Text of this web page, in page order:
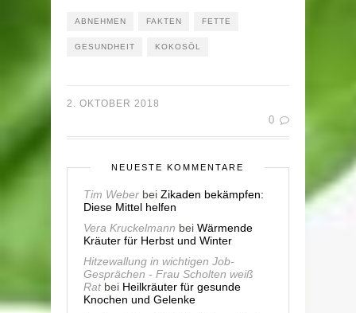
ABNEHMEN FAKTEN FETTE
GESUNDHEIT KOKOSÖL
2. OKTOBER 2018
0
NEUESTE KOMMENTARE
Tim Weber bei Zikaden bekämpfen:
Diese Mittel helfen
Vera Kruckelmann bei Wärmende
Kräuter für Herbst und Winter
Hitzewallung in wichtigen Job-
Gesprächen - Frau Scholten weiß
Ratbei Heilkräuter für gesunde
Knochen und Gelenke